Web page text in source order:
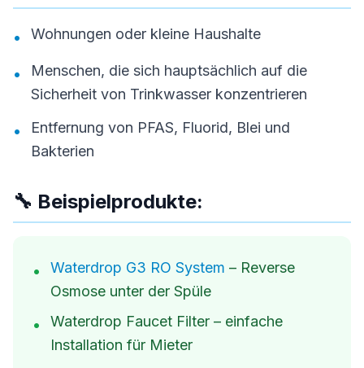
• Wohnungen oder kleine Haushalte
•
Menschen, die sich hauptsächlich auf die
Sicherheit von Trinkwasser konzentrieren
•
Entfernung von PFAS, Fluorid, Blei und
Bakterien
🔧 Beispielprodukte:
• Waterdrop G3 RO System – Reverse
Osmose unter der Spüle
•
Waterdrop Faucet Filter – einfache
Installation für Mieter